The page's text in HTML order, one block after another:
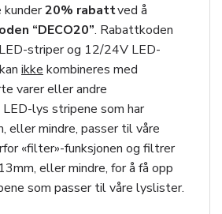
kunder20% rabattved å
“DECO20”. Rabattkoden
striper og 12/24V LED-
ikke kombineres med
varer eller andre
lys stripene som har
eller mindre, passer til våre
«filter»-funksjonen og filtrer
eller mindre, for å få opp
som passer til våre lyslister.